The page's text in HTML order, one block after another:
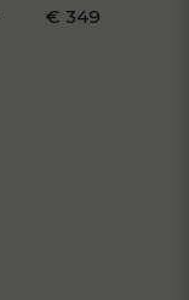
€ 349